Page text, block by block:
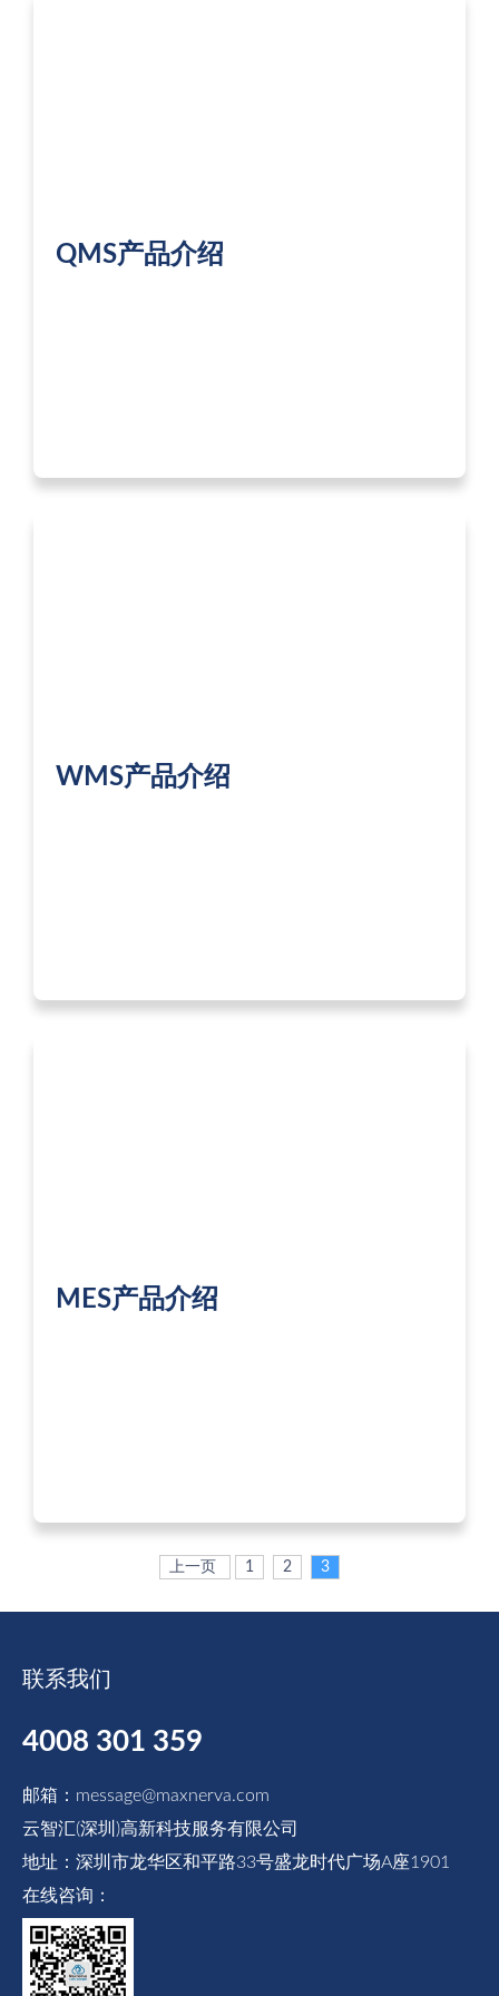
QMS产品介绍
WMS产品介绍
MES产品介绍
上一页 1 2 3
联系我们
4008 301 359
邮箱：message@maxnerva.com
云智汇(深圳)高新科技服务有限公司
地址：深圳市龙华区和平路33号盛龙时代广场A座1901
在线咨询：